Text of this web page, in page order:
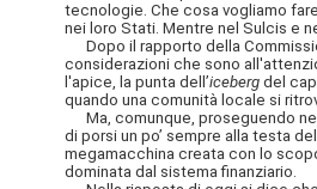
tecnologie. Che cosa vogliamo
nei loro Stati. Mentre nel Sulcis e
Dopo il rapporto della
considerazioni che sono
l'apice, la punta dell’icebergdel
quando una comunità locale si
Ma, comunque, proseguendo
di porsi un po’ sempre alla testa
megamacchina creata con lo
dominata dal sistema finanziario.